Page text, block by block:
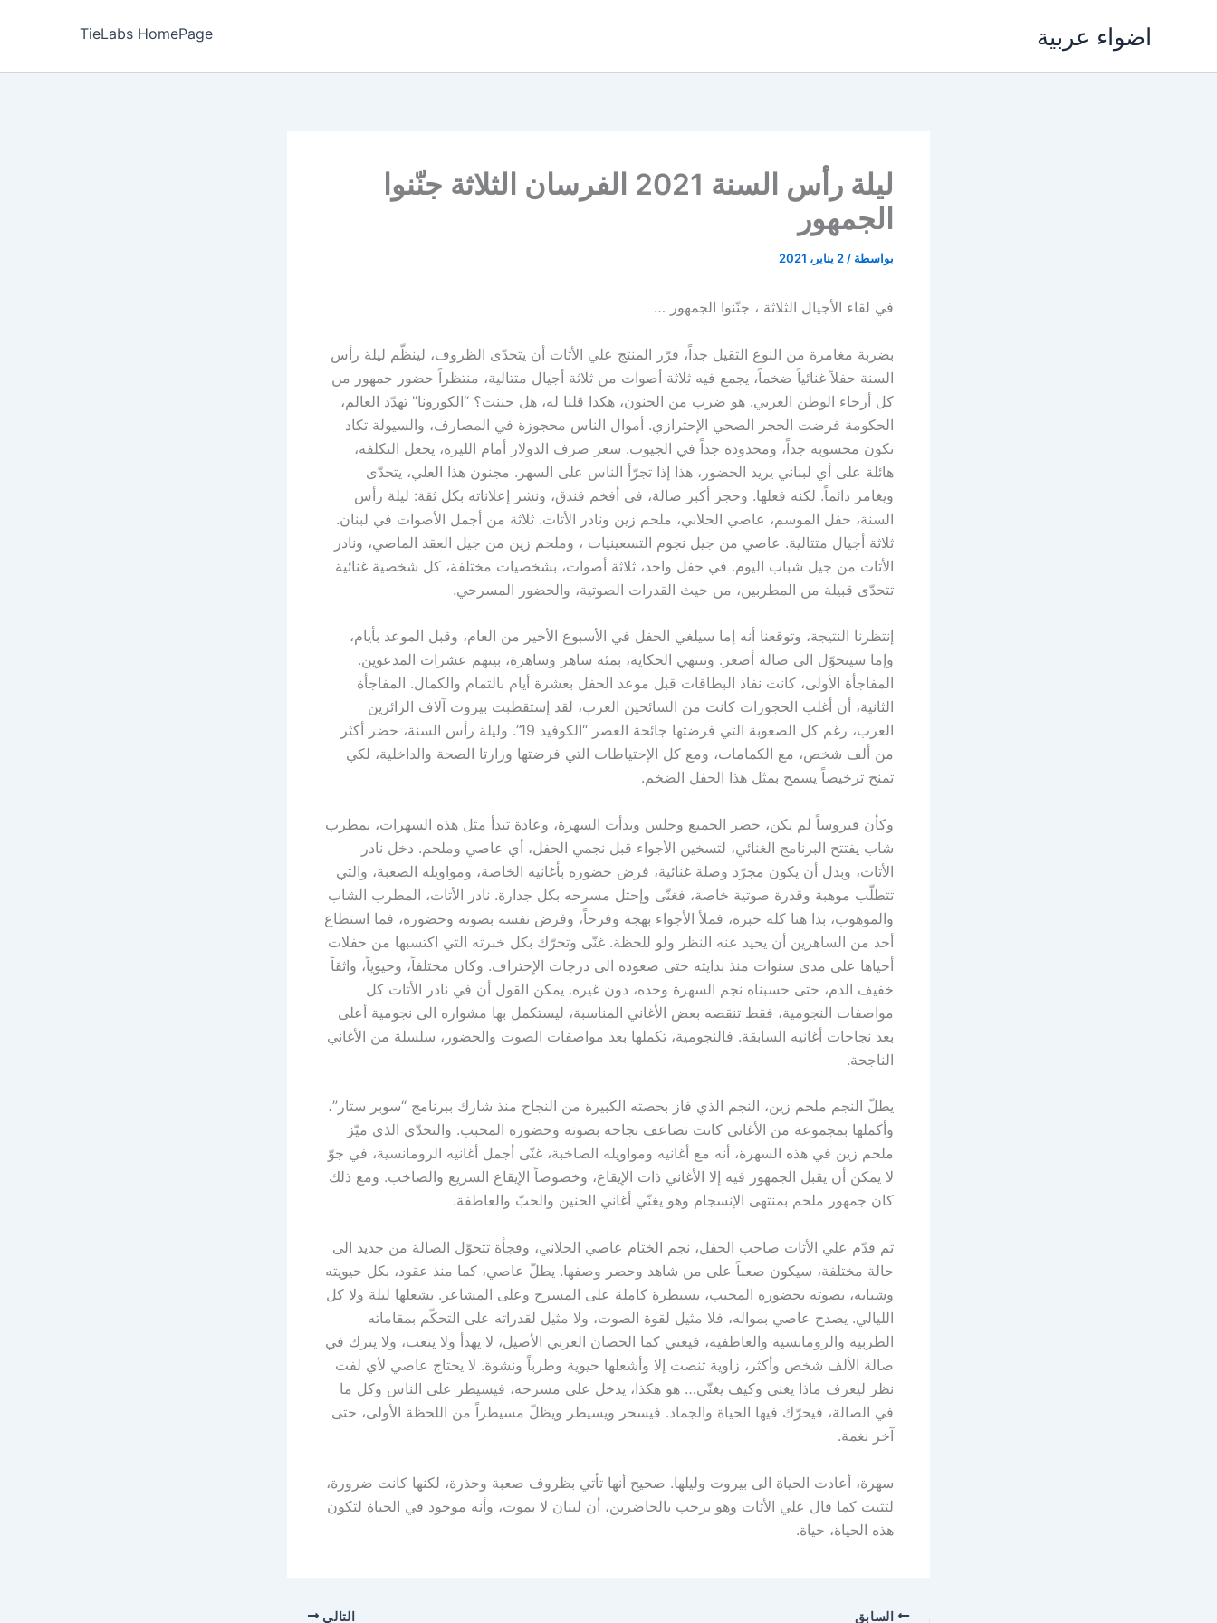
اضواء عربية TieLabs HomePage
ليلة رأس السنة 2021 الفرسان الثلاثة جنّنوا
الجمهور
بواسطة / 2 يناير، 2021
في لقاء الأجيال الثلاثة ، جنّنوا الجمهور …
بضربة مغامرة من النوع الثقيل جداً، قرّر المنتج علي الأتات أن يتحدّى الظروف، لينظّم ليلة رأس
السنة حفلاً غنائياً ضخماً، يجمع فيه ثلاثة أصوات من ثلاثة أجيال متتالية، منتظراً حضور جمهور من
كل أرجاء الوطن العربي. هو ضرب من الجنون، هكذا قلنا له، هل جننت؟ “الكورونا” تهدّد العالم،
الحكومة فرضت الحجر الصحي الإحترازي. أموال الناس محجوزة في المصارف، والسيولة تكاد
تكون محسوبة جداً، ومحدودة جداً في الجيوب. سعر صرف الدولار أمام الليرة، يجعل التكلفة،
هائلة على أي لبناني يريد الحضور، هذا إذا تجرّأ الناس على السهر . مجنون هذا العلي، يتحدّى
ويغامر دائماً. لكنه فعلها. وحجز أكبر صالة، في أفخم فندق، ونشر إعلاناته بكل ثقة: ليلة رأس
السنة، حفل الموسم، عاصي الحلاني، ملحم زين ونادر الأتات. ثلاثة من أجمل الأصوات في لبنان.
ثلاثة أجيال متتالية. عاصي من جيل نجوم التسعينيات ، وملحم زين من جيل العقد الماضي، ونادر
الأتات من جيل شباب اليوم. في حفل واحد، ثلاثة أصوات، بشخصيات مختلفة، كل شخصية غنائية
تتحدّى قبيلة من المطربين، من حيث القدرات الصوتية، والحضور المسرحي.
إنتظرنا النتيجة، وتوقعنا أنه إما سيلغي الحفل في الأسبوع الأخير من العام، وقبل الموعد بأيام،
وإما سيتحوّل الى صالة أصغر. وتنتهي الحكاية، بمئة ساهر وساهرة، بينهم عشرات المدعوين.
المفاجأة الأولى، كانت نفاذ البطاقات قبل موعد الحفل بعشرة أيام بالتمام والكمال. المفاجأة
الثانية، أن أغلب الحجوزات كانت من السائحين العرب، لقد إستقطبت بيروت آلاف الزائرين
العرب، رغم كل الصعوبة التي فرضتها جائحة العصر “الكوفيد 19”.
وليلة رأس السنة، حضر أكثر
من ألف شخص، مع الكمامات، ومع كل الإحتياطات التي فرضتها وزارتا الصحة والداخلية، لكي
تمنح ترخيصاً يسمح بمثل هذا الحفل الضخم.
وكأن فيروساً لم يكن، حضر الجميع وجلس وبدأت السهرة، وعادة تبدأ مثل هذه السهرات، بمطرب
شاب يفتتح البرنامج الغنائي، لتسخين الأجواء قبل نجمي الحفل، أي عاصي وملحم. دخل نادر
الأتات، وبدل أن يكون مجرّد وصلة غنائية، فرض حضوره بأغانيه الخاصة، ومواويله الصعبة، والتي
تتطلّب موهبة وقدرة صوتية خاصة، فغنّى وإحتل مسرحه بكل جدارة. نادر الأتات، المطرب الشاب
والموهوب، بدا هنا كله خبرة، فملأ الأجواء بهجة وفرحاً، وفرض نفسه بصوته وحضوره، فما استطاع
أحد من الساهرين أن يحيد عنه النظر ولو للحظة. غنّى وتحرّك بكل خبرته التي اكتسبها من حفلات
أحياها على مدى سنوات منذ بدايته حتى صعوده الى درجات الإحتراف. وكان مختلفاً، وحيوياً، واثقاً
خفيف الدم، حتى حسبناه نجم السهرة وحده، دون غيره. يمكن القول أن في نادر الأتات كل
مواصفات النجومية، فقط تنقصه بعض الأغاني المناسبة، ليستكمل بها مشواره الى نجومية أعلى
بعد نجاحات أغانيه السابقة. فالنجومية، تكملها بعد مواصفات الصوت والحضور، سلسلة من الأغاني
الناجحة.
يطلّ النجم ملحم زين، النجم الذي فاز بحصته الكبيرة من النجاح منذ شارك ببرنامج “سوبر ستار”،
وأكملها بمجموعة من الأغاني كانت تضاعف نجاحه بصوته وحضوره المحبب. والتحدّي الذي ميّز
ملحم زين في هذه السهرة، أنه مع أغانيه ومواويله الصاخبة، غنّى أجمل أغانيه الرومانسية، في جوّ
لا يمكن أن يقبل الجمهور فيه إلا الأغاني ذات الإيقاع، وخصوصاً الإيقاع السريع والصاخب. ومع ذلك
كان جمهور ملحم بمنتهى الإنسجام وهو يغنّي أغاني الحنين والحبّ والعاطفة.
ثم قدّم علي الأتات صاحب الحفل، نجم الختام عاصي الحلاني، وفجأة تتحوّل الصالة من جديد الى
حالة مختلفة، سيكون صعباً على من شاهد وحضر وصفها. يطلّ عاصي، كما منذ عقود، بكل حيويته
وشبابه، بصوته بحضوره المحبب، بسيطرة كاملة على المسرح وعلى المشاعر. يشعلها ليلة ولا كل
الليالي. يصدح عاصي بمواله، فلا مثيل لقوة الصوت، ولا مثيل لقدراته على التحكّم بمقاماته
الطربية والرومانسية والعاطفية، فيغني كما الحصان العربي الأصيل، لا يهدأ ولا يتعب، ولا يترك في
صالة الألف شخص وأكثر، زاوية تنصت إلا وأشعلها حيوية وطرباً ونشوة. لا يحتاج عاصي لأي لفت
نظر ليعرف ماذا يغني وكيف يغنّي… هو هكذا، يدخل على مسرحه، فيسيطر على الناس وكل ما
في الصالة، فيحرّك فيها الحياة والجماد. فيسحر ويسيطر ويظلّ مسيطراً من اللحظة الأولى، حتى
آخر نغمة.
سهرة، أعادت الحياة الى بيروت وليلها. صحيح أنها تأتي بظروف صعبة وحذرة، لكنها كانت ضرورة،
لتثبت كما قال علي الأتات وهو يرحب بالحاضرين، أن لبنان لا يموت، وأنه موجود في الحياة لتكون
هذه الحياة، حياة.
السابق التالي